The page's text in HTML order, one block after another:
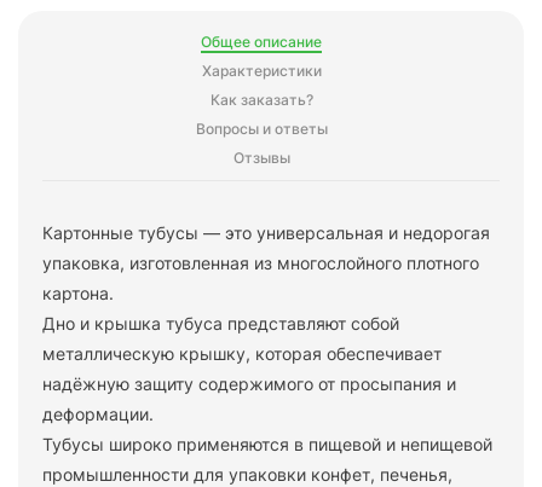
Общее описание
Характеристики
Как заказать?
Вопросы и ответы
Отзывы
Картонные тубусы — это универсальная и недорогая
упаковка, изготовленная из многослойного плотного
картона.
Дно и крышка тубуса представляют собой
металлическую крышку, которая обеспечивает
надёжную защиту содержимого от просыпания и
деформации.
Тубусы широко применяются в пищевой и непищевой
промышленности для упаковки конфет, печенья,